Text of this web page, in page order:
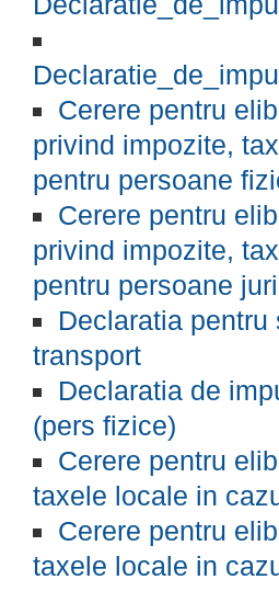
Cerere pentru
privind impozite,
pentru persoane
Cerere pentru
privind impozite,
pentru persoane
Declaratia
transport
Declaratia de
(pers fizice)
Cerere pentru
taxele locale in
Cerere pentru
taxele locale in